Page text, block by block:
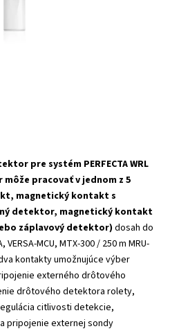
pre systém PERFECTA WRL
môže pracovať v jednom z 5
magnetický kontakt s
detektor, magnetický kontakt
záplavový detektor) dosah do
VERSA-MCU, MTX-300 / 250 m MRU-
kontakty umožnujúce výber
externého drôtového
drôtového detektora rolety,
citlivosti detekcie,
pripojenie externej sondy